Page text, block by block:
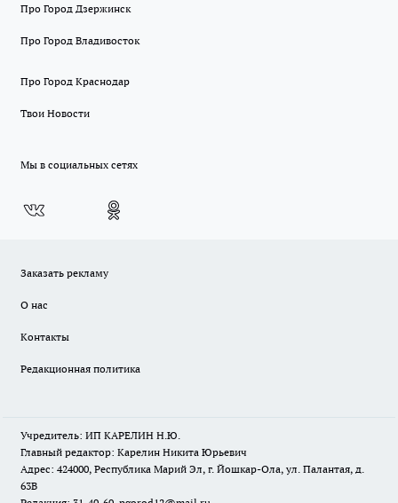
Про Город Дзержинск
Про Город Владивосток
Про Город Краснодар
Твои Новости
Мы в социальных сетях
Заказать рекламу
О нас
Контакты
Редакционная политика
Учредитель: ИП КАРЕЛИН Н.Ю.
Главный редактор: Карелин Никита Юрьевич
Адрес: 424000, Республика Марий Эл, г. Йошкар-Ола, ул. Палантая, д.
63В